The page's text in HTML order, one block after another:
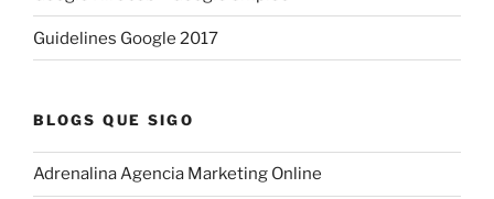
Guidelines Google 2017
BLOGS QUE SIGO
Adrenalina Agencia Marketing Online